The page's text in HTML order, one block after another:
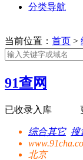
分类导航
当前位置： 首页 >
91查网
已收录入库
综合其它 搜
北京